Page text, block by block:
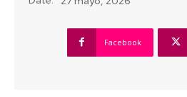
Facebook